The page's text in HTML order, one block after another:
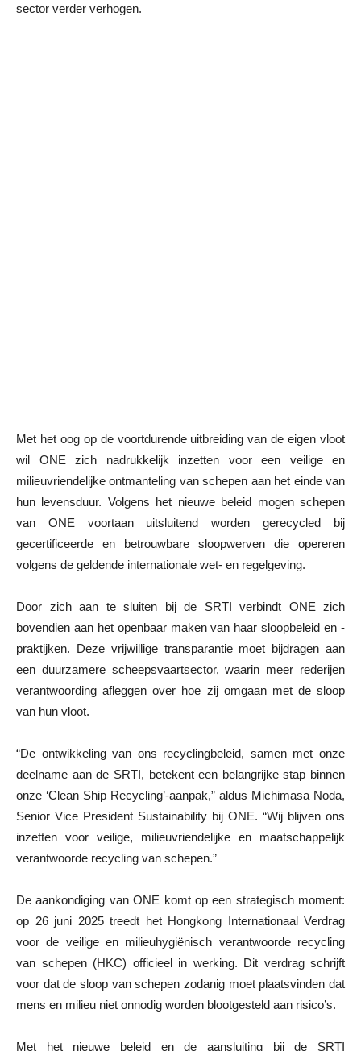
sector verder verhogen.
Met het oog op de voortdurende uitbreiding van de eigen vloot
wil ONE zich nadrukkelijk inzetten voor een veilige en
milieuvriendelijke ontmanteling van schepen aan het einde van
hun levensduur. Volgens het nieuwe beleid mogen schepen
van ONE voortaan uitsluitend worden gerecycled bij
gecertificeerde en betrouwbare sloopwerven die opereren
volgens de geldende internationale wet- en regelgeving.
Door zich aan te sluiten bij de SRTI verbindt ONE zich
bovendien aan het openbaar maken van haar sloopbeleid en -
praktijken. Deze vrijwillige transparantie moet bijdragen aan
een duurzamere scheepsvaartsector, waarin meer rederijen
verantwoording afleggen over hoe zij omgaan met de sloop
van hun vloot.
“De ontwikkeling van ons recyclingbeleid, samen met onze
deelname aan de SRTI, betekent een belangrijke stap binnen
onze ‘Clean Ship Recycling’-aanpak,” aldus Michimasa Noda,
Senior Vice President Sustainability bij ONE. “Wij blijven ons
inzetten voor veilige, milieuvriendelijke en maatschappelijk
verantwoorde recycling van schepen.”
De aankondiging van ONE komt op een strategisch moment:
op 26 juni 2025 treedt het Hongkong Internationaal Verdrag
voor de veilige en milieuhygiënisch verantwoorde recycling
van schepen (HKC) officieel in werking. Dit verdrag schrijft
voor dat de sloop van schepen zodanig moet plaatsvinden dat
mens en milieu niet onnodig worden blootgesteld aan risico’s.
Met het nieuwe beleid en de aansluiting bij de SRTI